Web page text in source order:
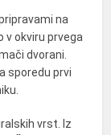
na
v okviru prvega
dvorani.
sporedu prvi
vrst. Iz